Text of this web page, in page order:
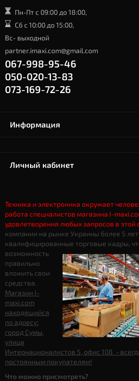
Пн-Пт с 09:00 до 18:00,
Сб с 10:00 до 15:00,
Вс- выходной
partner.imaxi.com@gmail.com
067-998-95-46
050-020-13-83
073-169-72-26
Информация
Личный кабинет
Техника и электроника окружает
работа специалистов магазина I-
удовлетворения любых запросов в этой
компании на рынке Украины более 5
квалифицированные торговые кадры,
возможность
правильно
вложить свои
средства.
Магазин I-
maxi.com
находящийся
по адресу:
город Сумы,
улица
Интернационалистов 5, офис 108 -
постоянным покупателям!
Что можно присмотреть?